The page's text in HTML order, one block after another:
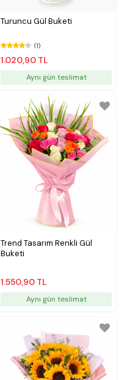
Turuncu Gül Buketi
(1)
1.020,90 TL
Aynı gün teslimat
Trend Tasarım Renkli Gül
Buketi
1.550,90 TL
Aynı gün teslimat